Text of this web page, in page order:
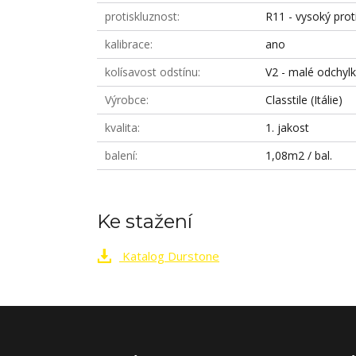
protiskluznost
R11 - vysoký
kalibrace
ano
kolísavost odstínu
V2 - malé
Výrobce
Classtile (Itálie)
kvalita
1. jakost
balení
1,08m2 / bal.
Ke stažení
Katalog Durstone